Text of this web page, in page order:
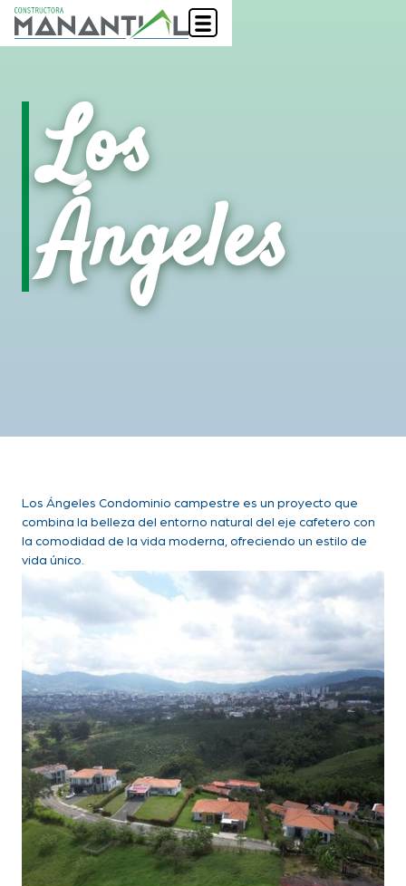
Los
Ángeles
Los Ángeles Condominio campestre es un proyecto que
combina la belleza del entorno natural del eje cafetero con
la comodidad de la vida moderna, ofreciendo un estilo de
vida único.